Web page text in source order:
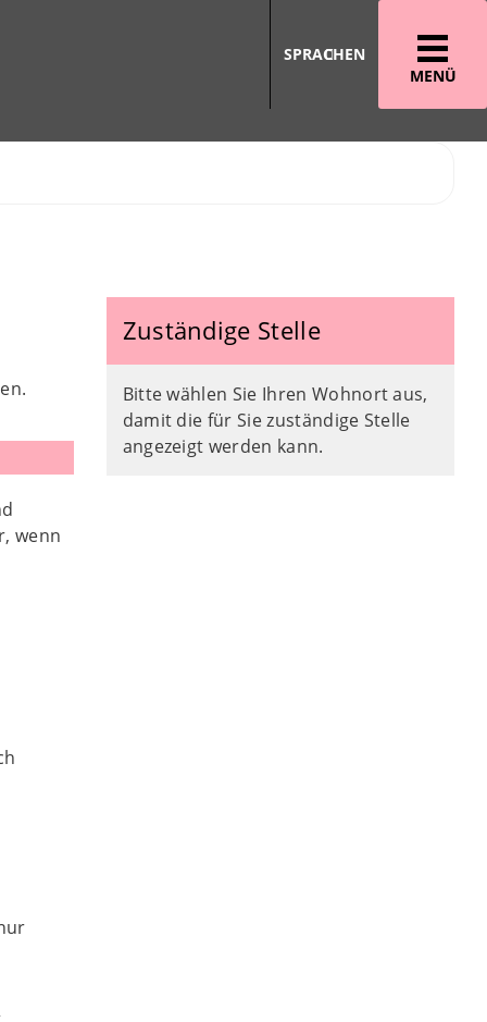
MENÜ
SPRACHEN
wenn
Zuständige Stelle
Bitte wählen Sie Ihren Wohnort aus,
damit die für Sie zuständige Stelle
angezeigt werden kann.